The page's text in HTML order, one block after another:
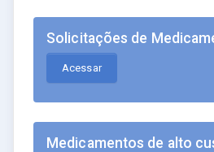
Solicitações de
Acessar
Medicamentos de alto